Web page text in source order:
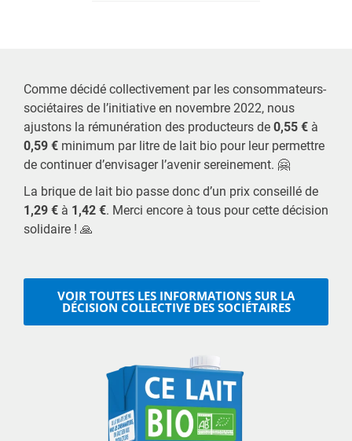
Comme décidé collectivement par les consommateurs-
sociétaires de l’initiative en novembre 2022, nous
ajustons la rémunération des producteurs de 0,55 € à
0,59 € minimum par litre de lait bio pour leur permettre
de continuer d’envisager l’avenir sereinement. 🤗
La brique de lait bio passe donc d’un prix conseillé de
1,29 € à 1,42 €. Merci encore à tous pour cette décision
solidaire ! 🙏
VOIR TOUTES LES INFORMATIONS SUR LA
DÉCISION COLLECTIVE DES SOCIÉTAIRES